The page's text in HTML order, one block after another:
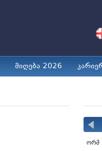
მიღება 2026
ორშ